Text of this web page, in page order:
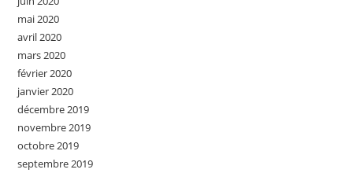
mai 2020
avril 2020
mars 2020
février 2020
janvier 2020
décembre 2019
novembre 2019
octobre 2019
septembre 2019